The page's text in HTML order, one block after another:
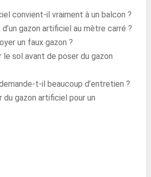
convient-il vraiment à un balcon ?
gazon artificiel au mètre carré ?
un faux gazon ?
le sol avant de poser du gazon
t-il beaucoup d’entretien ?
gazon artificiel pour un